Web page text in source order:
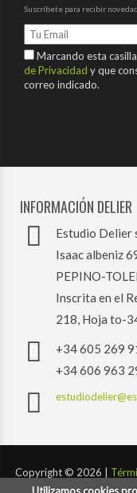
Utilizamos cookies
Suscríbete para recibir
Marcando esta
de Privacidad y que
correo indicado.
INFORMACIÓN DELIER
Estudio Delier
Isaac albeniz
PEPINO-
Inscrita en el
218, Hoja to-
+34 605 269
+34 606 963
Copyright © 2026 |